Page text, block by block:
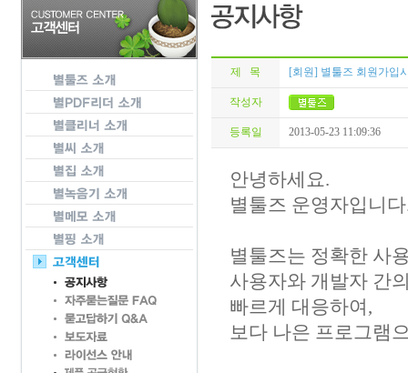
제 목 [회원] 별툴즈 회원가입
작성자
등록일 2013-05-23 11:09:36
안녕하세요.
별툴즈 운영자입니
별툴즈는 정확한 사
사용자와 개발자 간
빠르게 대응하여,
보다 나은 프로그램